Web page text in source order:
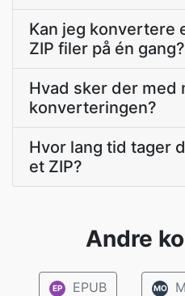
Kan jeg konvertere
ZIP filer på én gang?
Hvad sker der med
konverteringen?
Hvor lang tid tager
et ZIP?
Andre
EP EPUB MO